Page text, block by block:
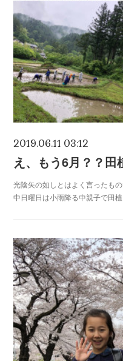
2019.06.11 03:12
え、もう6月？？田
光陰矢の如しとはよく言ったも
中日曜日は小雨降る中親子で田